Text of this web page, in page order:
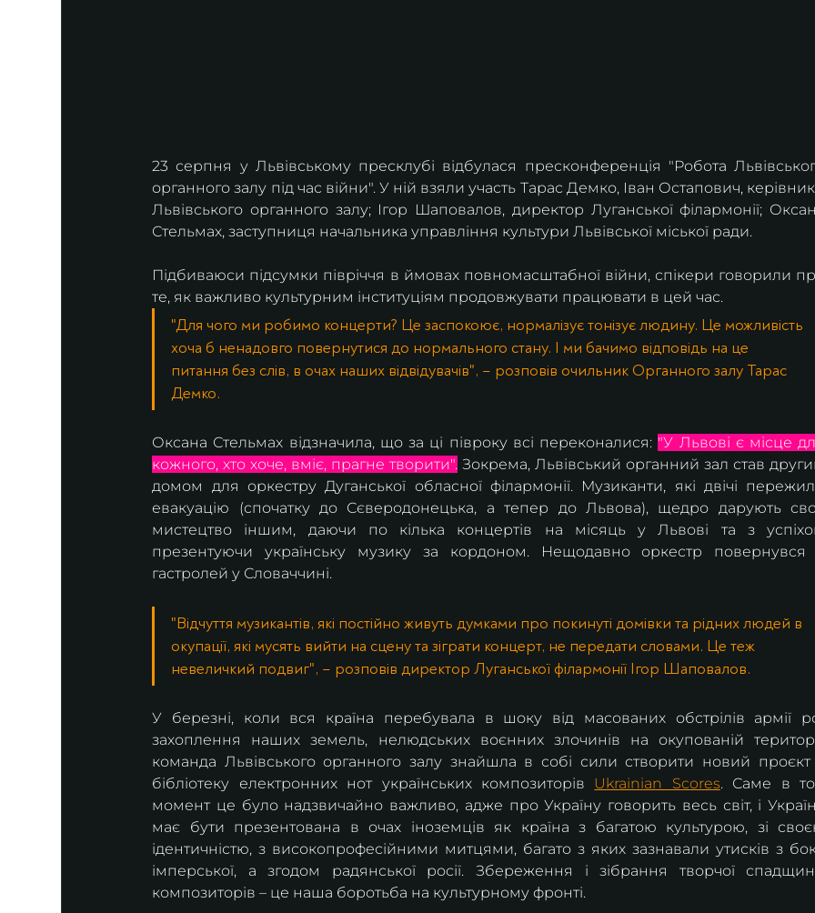
23 серпня у Львівському пресклубі відбулася пресконференція "Робота
органного залу під час війни". У ній взяли участь Тарас Демко, Іван Остапович,
Львівського органного залу; Ігор Шаповалов, директор Луганської філармонії;
Стельмах, заступниця начальника управління культури Львівської міської ради.
Підбиваюси підсумки півріччя в ймовах повномасштабної війни, спікери говорили
те, як важливо культурним інституціям продовжувати працювати в цей час.
"Для чого ми робимо концерти? Це заспокоює, нормалізує тонізує людину. Це можливість
хоча б ненадовго повернутися до нормального стану. І ми бачимо відповідь на це
питання без слів, в очах наших відвідувачів", – розповів очильник Органного залу Тарас
Демко.
Оксана Стельмах відзначила, що за ці півроку всі переконалися: "У Львові є місце
кожного, хто хоче, вміє, прагне творити". Зокрема, Львівський органний зал став
домом для оркестру Дуганської обласної філармонії. Музиканти, які двічі
евакуацію (спочатку до Сєверодонецька, а тепер до Львова), щедро дарують
мистецтво іншим, даючи по кілька концертів на місяць у Львові та з
презентуючи українську музику за кордоном. Нещодавно оркестр повернувся
гастролей у Словаччині.
"Відчуття музикантів, які постійно живуть думками про покинуті домівки та рідних людей в
окупації, які мусять вийти на сцену та зіграти концерт, не передати словами. Це теж
невеличкий подвиг", – розповів директор Луганської філармонії Ігор Шаповалов.
У березні, коли вся країна перебувала в шоку від масованих обстрілів армії
захоплення наших земель, нелюдських воєнних злочинів на окупованій
команда Львівського органного залу знайшла в собі сили створити новий проєкт
бібліотеку електронних нот українських композиторів Ukrainian Scores. Саме в
момент це було надзвичайно важливо, адже про Україну говорить весь світ, і
має бути презентована в очах іноземців як країна з багатою культурою, зі
ідентичністю, з високопрофесійними митцями, багато з яких зазнавали утисків з
імперської, а згодом радянської росії. Збереження і зібрання творчої
композиторів – це наша боротьба на культурному фронті.